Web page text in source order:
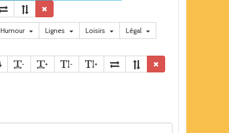
Humour Lignes Loisirs
Légal
-
+ - +